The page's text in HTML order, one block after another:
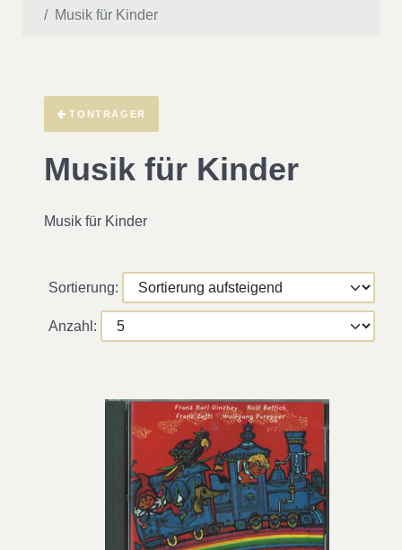
Musik für Kinder
TONTRÄGER
Musik für Kinder
Musik für Kinder
Sortierung:
Anzahl: